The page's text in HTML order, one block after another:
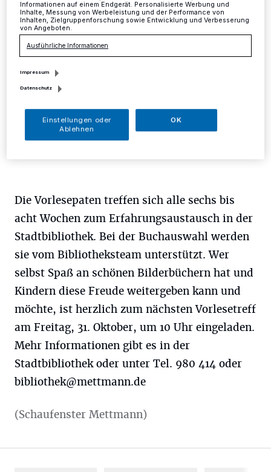
ehrenamtliche Vorlesepaten (gerne auch männlich) für
eine regelmäßige Geschichtenzeit am
Samstagvormittag.
21.09.2014 , 06:45 Uhr
Die Vorlesepaten treffen sich alle sechs bis
acht Wochen zum Erfahrungsaustausch in der
Stadtbibliothek. Bei der Buchauswahl werden
sie vom Bibliotheksteam unterstützt. Wer
selbst Spaß an schönen Bilderbüchern hat und
Kindern diese Freude weitergeben kann und
möchte, ist herzlich zum nächsten Vorlesetreff
am Freitag, 31. Oktober, um 10 Uhr eingeladen.
Mehr Informationen gibt es in der
Stadtbibliothek oder unter Tel. 980 414 oder
bibliothek@mettmann.de
(Schaufenster Mettmann)
Informationen auf einem Endgerät. Personalisierte Werbung und
Inhalte, Messung von Werbeleistung und der Performance von
Inhalten, Zielgruppenforschung sowie Entwicklung und Verbesserung
von Angeboten.
Ausführliche Informationen
Impressum
Datenschutz
Einstellungen oder
Ablehnen
OK